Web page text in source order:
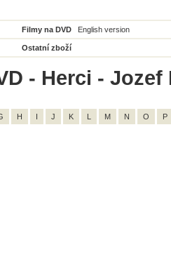
Filmy na DVD English version
Ostatní zboží
- Herci -
H I J K L M N O P